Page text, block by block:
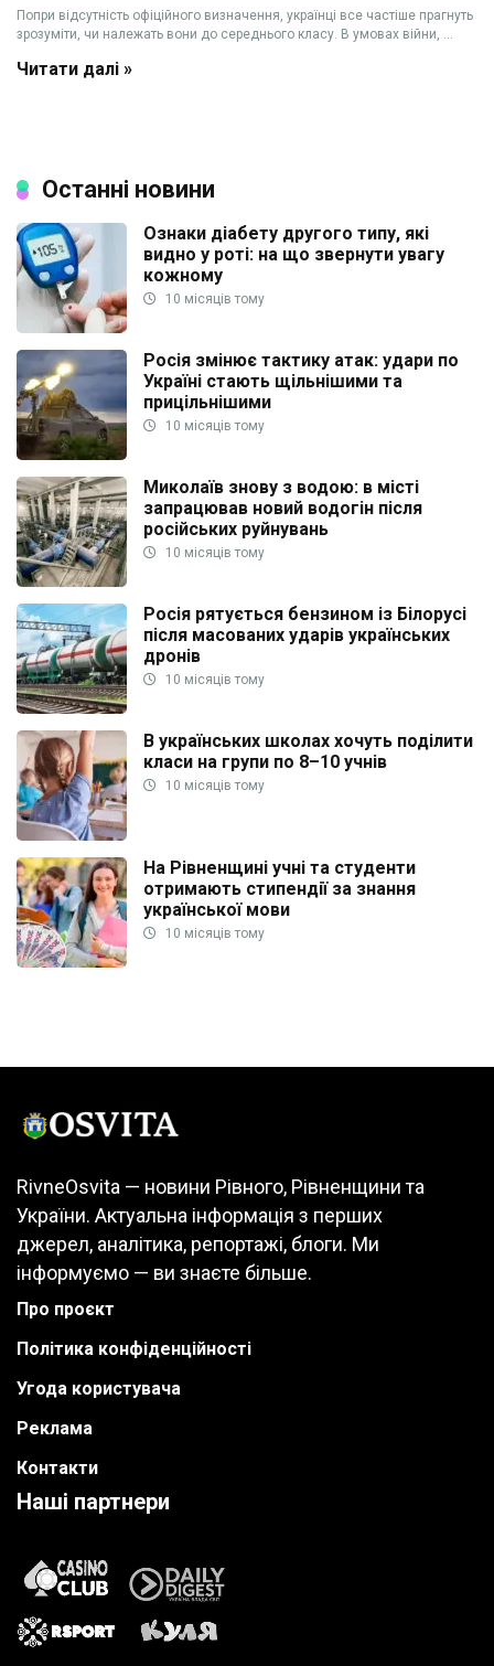
Попри відсутність офіційного визначення, українці все частіше прагнуть
зрозуміти, чи належать вони до середнього класу. В умовах війни, ...
Читати далі »
Останні новини
Ознаки діабету другого типу, які
видно у роті: на що звернути увагу
кожному
10 місяців тому
Росія змінює тактику атак: удари по
Україні стають щільнішими та
прицільнішими
10 місяців тому
Миколаїв знову з водою: в місті
запрацював новий водогін після
російських руйнувань
10 місяців тому
Росія рятується бензином із Білорусі
після масованих ударів українських
дронів
10 місяців тому
В українських школах хочуть поділити
класи на групи по 8–10 учнів
10 місяців тому
На Рівненщині учні та студенти
отримають стипендії за знання
української мови
10 місяців тому
RivneOsvita — новини Рівного, Рівненщини та
України. Актуальна інформація з перших
джерел, аналітика, репортажі, блоги. Ми
інформуємо — ви знаєте більше.
Про проєкт
Політика конфіденційності
Угода користувача
Реклама
Контакти
Наші партнери